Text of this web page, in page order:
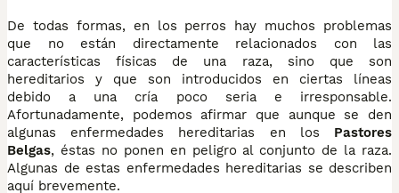
De todas formas, en los perros hay muchos problemas
que no están directamente relacionados con las
características físicas de una raza, sino que son
hereditarios y que son introducidos en ciertas líneas
debido a una cría poco seria e irresponsable.
Afortunadamente, podemos afirmar que aunque se den
algunas enfermedades hereditarias en los Pastores
Belgas, éstas no ponen en peligro al conjunto de la raza.
Algunas de estas enfermedades hereditarias se describen
aquí brevemente.